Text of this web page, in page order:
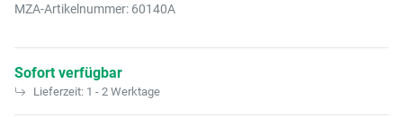
MZA-Artikelnummer: 60140A
Sofort verfügbar
Lieferzeit: 1 - 2 Werktage